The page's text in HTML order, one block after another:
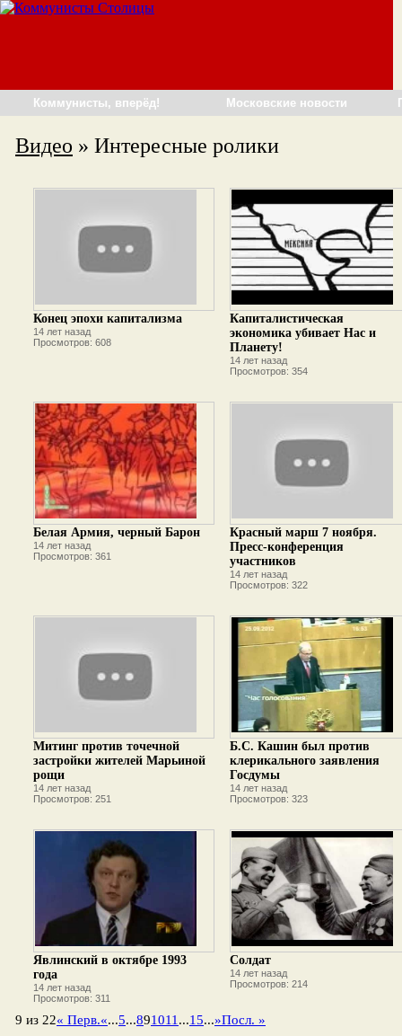
Коммунисты, вперёд! Московские новости
Видео » Интересные ролики
Конец эпохи капитализма
14 лет назад
Просмотров: 608
Капиталистическая
экономика убивает Нас и
Планету!
14 лет назад
Просмотров: 354
Белая Армия, черный Барон
14 лет назад
Просмотров: 361
Красный марш 7 ноября.
Пресс-конференция
участников
14 лет назад
Просмотров: 322
Митинг против точечной
застройки жителей Марьиной
рощи
14 лет назад
Просмотров: 251
Б.С. Кашин был против
клерикального заявления
Госдумы
14 лет назад
Просмотров: 323
Явлинский в октябре 1993
года
14 лет назад
Просмотров: 311
Солдат
14 лет назад
Просмотров: 214
9 из 22« Перв.«...5...891011 ...15...»Посл. »